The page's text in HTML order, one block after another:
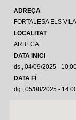
ADREÇA
FORTALESA ELS
LOCALITAT
ARBECA
DATA INICI
ds., 04/09/2025 -
DATA FÍ
dg., 05/08/2025 -